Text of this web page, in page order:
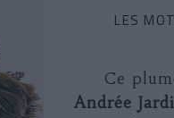
LES
Ce
Andrée